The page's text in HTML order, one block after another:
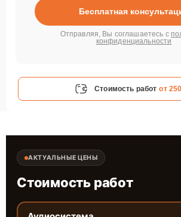
Бесплатная
Отправляя, Вы соглашаетесь с
конфиденциальности
Стоимость работ от
АКТУАЛЬНЫЕ ЦЕНЫ
Стоимость работ